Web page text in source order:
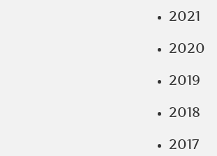
2021
2020
2019
2018
2017